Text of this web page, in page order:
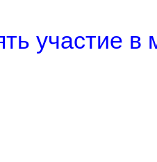
участие